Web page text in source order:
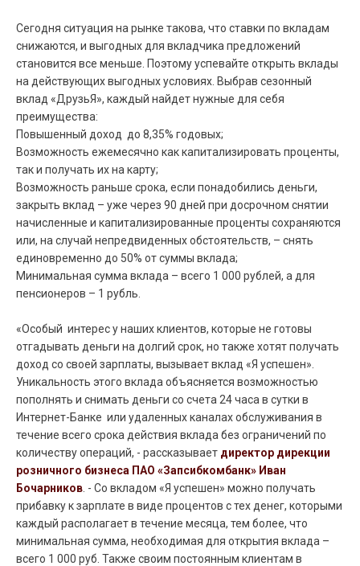
Сегодня ситуация на рынке такова, что ставки по вкладам
снижаются, и выгодных для вкладчика предложений
становится все меньше. Поэтому успевайте открыть вклады
на действующих выгодных условиях. Выбрав сезонный
вклад «ДрузьЯ», каждый найдет нужные для себя
преимущества:
Повышенный доход до 8,35% годовых;
Возможность ежемесячно как капитализировать проценты,
так и получать их на карту;
Возможность раньше срока, если понадобились деньги,
закрыть вклад – уже через 90 дней при досрочном снятии
начисленные и капитализированные проценты сохраняются
или, на случай непредвиденных обстоятельств, – снять
единовременно до 50% от суммы вклада;
Минимальная сумма вклада – всего 1 000 рублей, а для
пенсионеров – 1 рубль.
«Особый интерес у наших клиентов, которые не готовы
отгадывать деньги на долгий срок, но также хотят получать
доход со своей зарплаты, вызывает вклад «Я успешен».
Уникальность этого вклада объясняется возможностью
пополнять и снимать деньги со счета 24 часа в сутки в
Интернет-Банке или удаленных каналах обслуживания в
течение всего срока действия вклада без ограничений по
количеству операций, - рассказывает директор дирекции
розничного бизнеса ПАО «Запсибкомбанк» Иван
Бочарников . - Со вкладом «Я успешен» можно получать
прибавку к зарплате в виде процентов с тех денег, которыми
каждый располагает в течение месяца, тем более, что
минимальная сумма, необходимая для открытия вклада –
всего 1 000 руб. Также своим постоянным клиентам в